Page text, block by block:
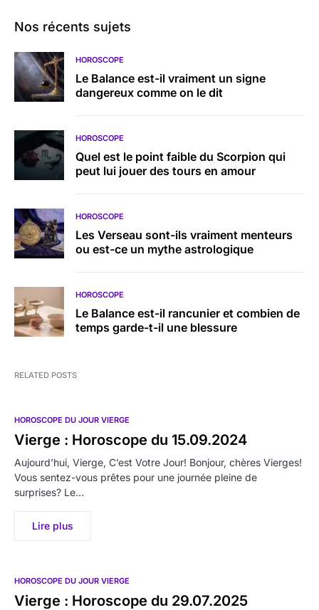
Nos récents sujets
HOROSCOPE
Le Balance est-il vraiment un signe
dangereux comme on le dit
HOROSCOPE
Quel est le point faible du Scorpion qui
peut lui jouer des tours en amour
HOROSCOPE
Les Verseau sont-ils vraiment menteurs
ou est-ce un mythe astrologique
HOROSCOPE
Le Balance est-il rancunier et combien de
temps garde-t-il une blessure
RELATED POSTS
HOROSCOPE DU JOUR VIERGE
Vierge : Horoscope du 15.09.2024
Aujourd’hui, Vierge, C’est Votre Jour! Bonjour, chères Vierges!
Vous sentez-vous prêtes pour une journée pleine de
surprises? Le…
Lire plus
HOROSCOPE DU JOUR VIERGE
Vierge : Horoscope du 29.07.2025